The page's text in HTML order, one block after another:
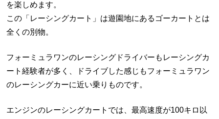
を楽しめます。
この「レーシングカート」は遊園地にあるゴーカートとは
全くの別物。
フォーミュラワンのレーシングドライバーもレーシングカ
ート経験者が多く、ドライブした感じもフォーミュラワン
のレーシングカーに近い乗りものです。
エンジンのレーシングカートでは、最高速度が100キロ以